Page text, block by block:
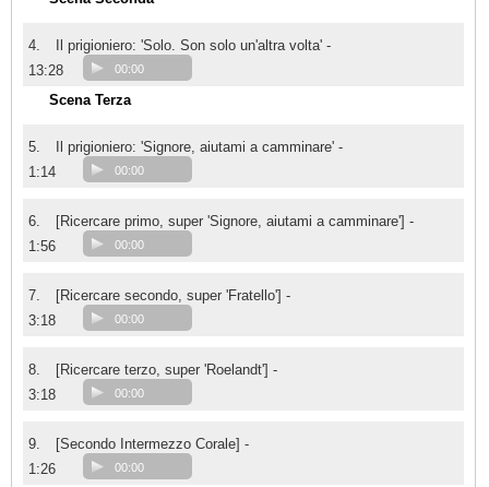
4.
Il prigioniero: 'Solo. Son solo un'altra volta' -
13:28
00:00
Scena Terza
5.
Il prigioniero: 'Signore, aiutami a camminare' -
1:14
00:00
6.
[Ricercare primo, super 'Signore, aiutami a camminare'] -
1:56
00:00
7.
[Ricercare secondo, super 'Fratello'] -
3:18
00:00
8.
[Ricercare terzo, super 'Roelandt'] -
3:18
00:00
9.
[Secondo Intermezzo Corale] -
1:26
00:00